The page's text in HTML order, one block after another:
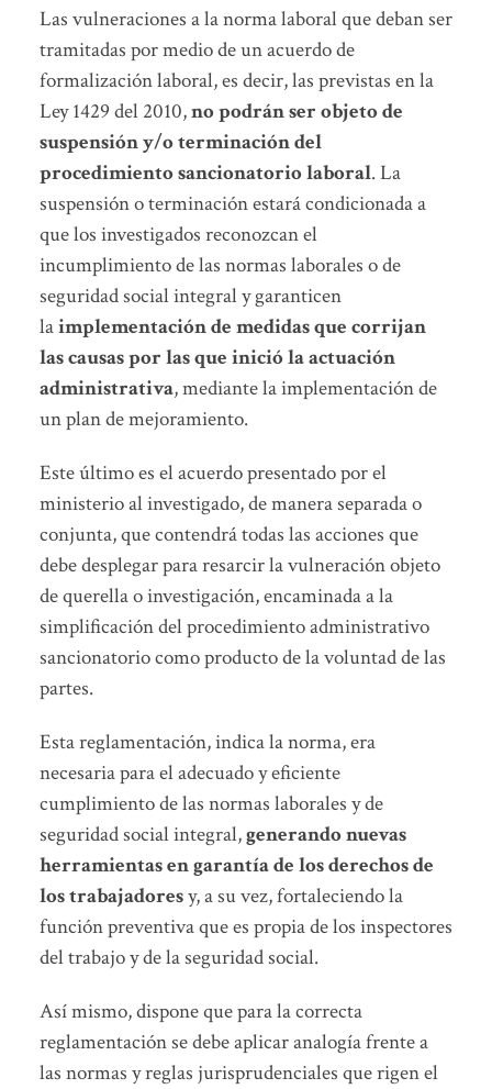
Las vulneraciones a la norma laboral que deban ser
tramitadas por medio de un acuerdo de
formalización laboral, es decir, las previstas en la
Ley 1429 del 2010,no podrán ser objeto de
suspensión y/o terminación del
procedimiento sancionatorio laboral. La
suspensión o terminación estará condicionada a
que los investigados reconozcan el
incumplimiento de las normas laborales o de
seguridad social integral y garanticen
laimplementación de medidas que corrijan
las causas por las que inició la actuación
administrativa, mediante la implementación de
un plan de mejoramiento.
Este último es el acuerdo presentado por el
ministerio al investigado, de manera separada o
conjunta, que contendrá todas las acciones que
debe desplegar para resarcir la vulneración objeto
de querella o investigación, encaminada a la
simplificación del procedimiento administrativo
sancionatorio como producto de la voluntad de las
partes.
Esta reglamentación, indica la norma, era
necesaria para el adecuado y eficiente
cumplimiento de las normas laborales y de
seguridad social integral,generando nuevas
herramientas en garantía de los derechos de
los trabajadoresy, a su vez, fortaleciendo la
función preventiva que es propia de los inspectores
del trabajo y de la seguridad social.
Así mismo, dispone que para la correcta
reglamentación se debe aplicar analogía frente a
las normas y reglas jurisprudenciales que rigen el